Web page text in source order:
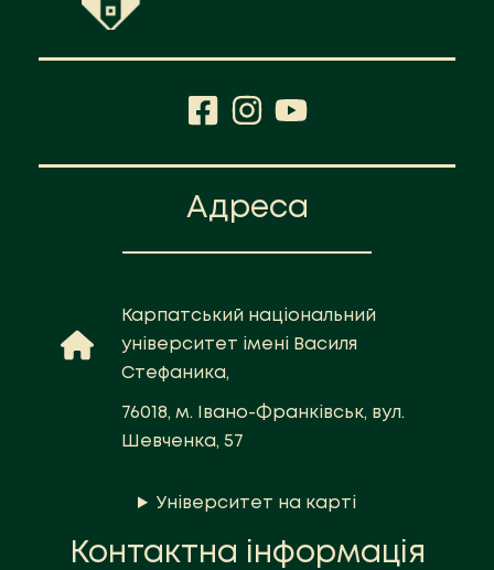
Адреса
Карпатський національний
університет імені Василя
Стефаника,
76018, м. Івано-Франківськ, вул.
Шевченка, 57
Університет на карті
Контактна інформація